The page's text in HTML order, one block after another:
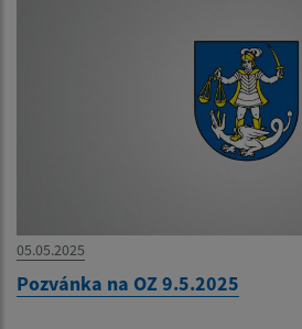
05.05.2025
Pozvánka na OZ 9.5.2025